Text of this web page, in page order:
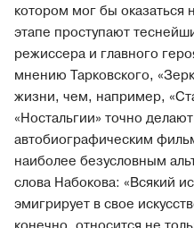
котором мог бы
этапе проступают
режиссера и главного
мнению Тарковского,
жизни, чем, например,
«Ностальгии» точно
автобиографическим
наиболее безусловным
слова Набокова: «Всякий
эмигрирует в свое